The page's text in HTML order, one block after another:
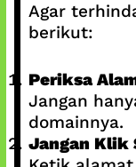
Agar
berikut:
Periksa
Jangan
domainnya.
Jangan Klik